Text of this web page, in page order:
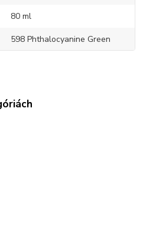
80 ml
598 Phthalocyanine Green